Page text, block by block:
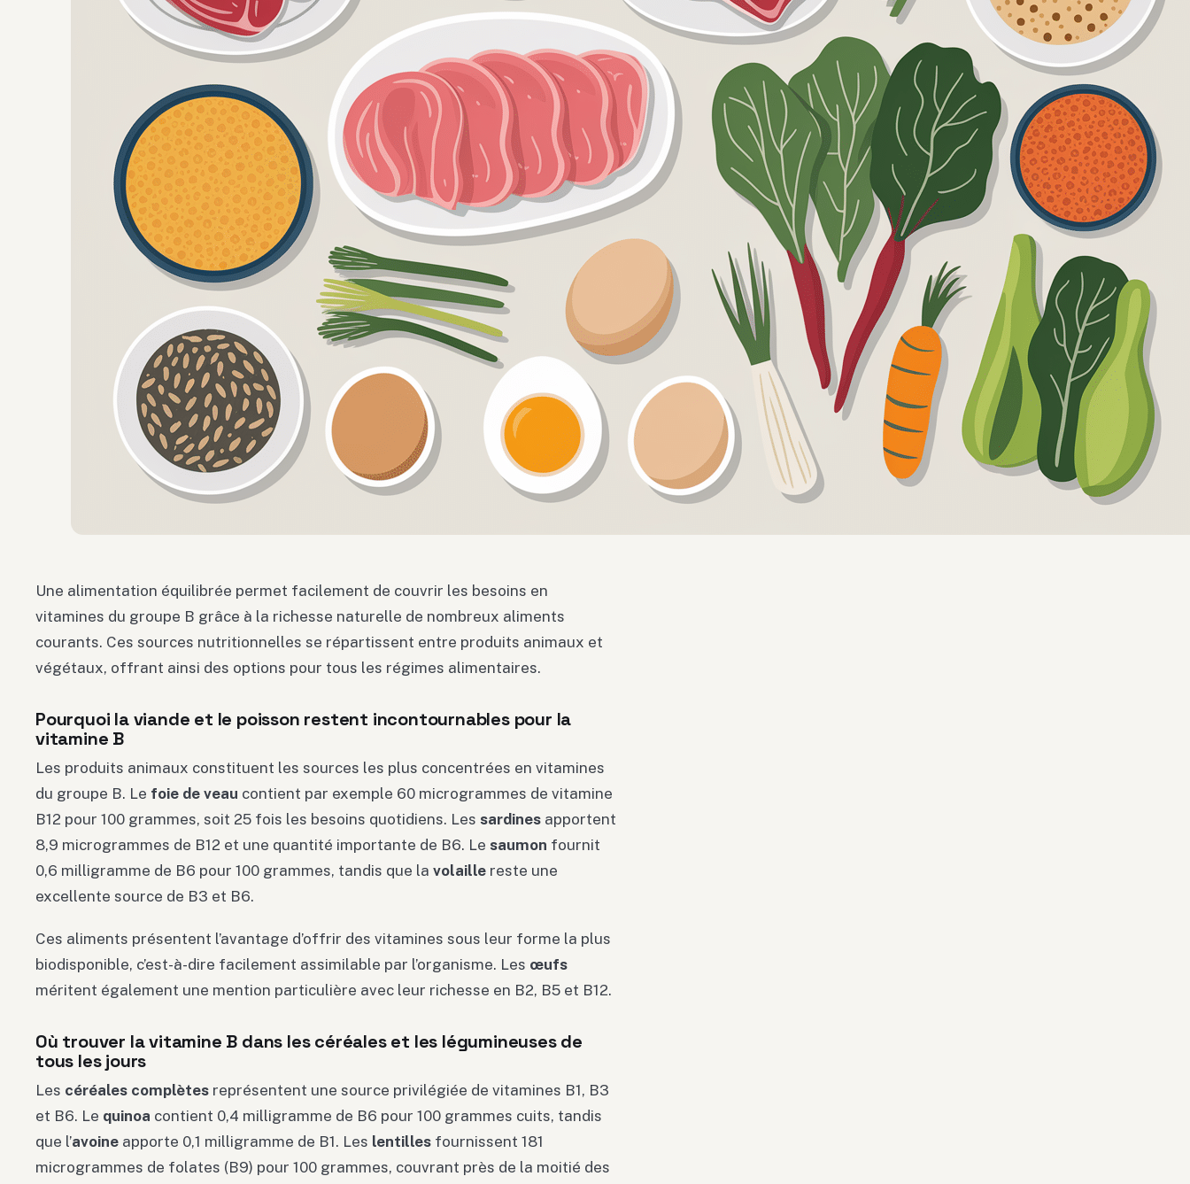
Une alimentation équilibrée permet facilement de couvrir les besoins en
vitamines du groupe B grâce à la richesse naturelle de nombreux aliments
courants. Ces sources nutritionnelles se répartissent entre produits animaux et
végétaux, offrant ainsi des options pour tous les régimes alimentaires.
Pourquoi la viande et le poisson restent incontournables pour la
vitamine B
Les produits animaux constituent les sources les plus concentrées en vitamines
du groupe B. Le foie de veau contient par exemple 60 microgrammes de vitamine
B12 pour 100 grammes, soit 25 fois les besoins quotidiens. Les sardines apportent
8,9 microgrammes de B12 et une quantité importante de B6. Le saumon fournit
0,6 milligramme de B6 pour 100 grammes, tandis que la volaille reste une
excellente source de B3 et B6.
Ces aliments présentent l’avantage d’offrir des vitamines sous leur forme la plus
biodisponible, c’est-à-dire facilement assimilable par l’organisme. Les œufs
méritent également une mention particulière avec leur richesse en B2, B5 et B12.
Où trouver la vitamine B dans les céréales et les légumineuses de
tous les jours
Les céréales complètes représentent une source privilégiée de vitamines B1, B3
et B6. Le quinoa contient 0,4 milligramme de B6 pour 100 grammes cuits, tandis
que l’avoine apporte 0,1 milligramme de B1. Les lentilles fournissent 181
microgrammes de folates (B9) pour 100 grammes, couvrant près de la moitié des